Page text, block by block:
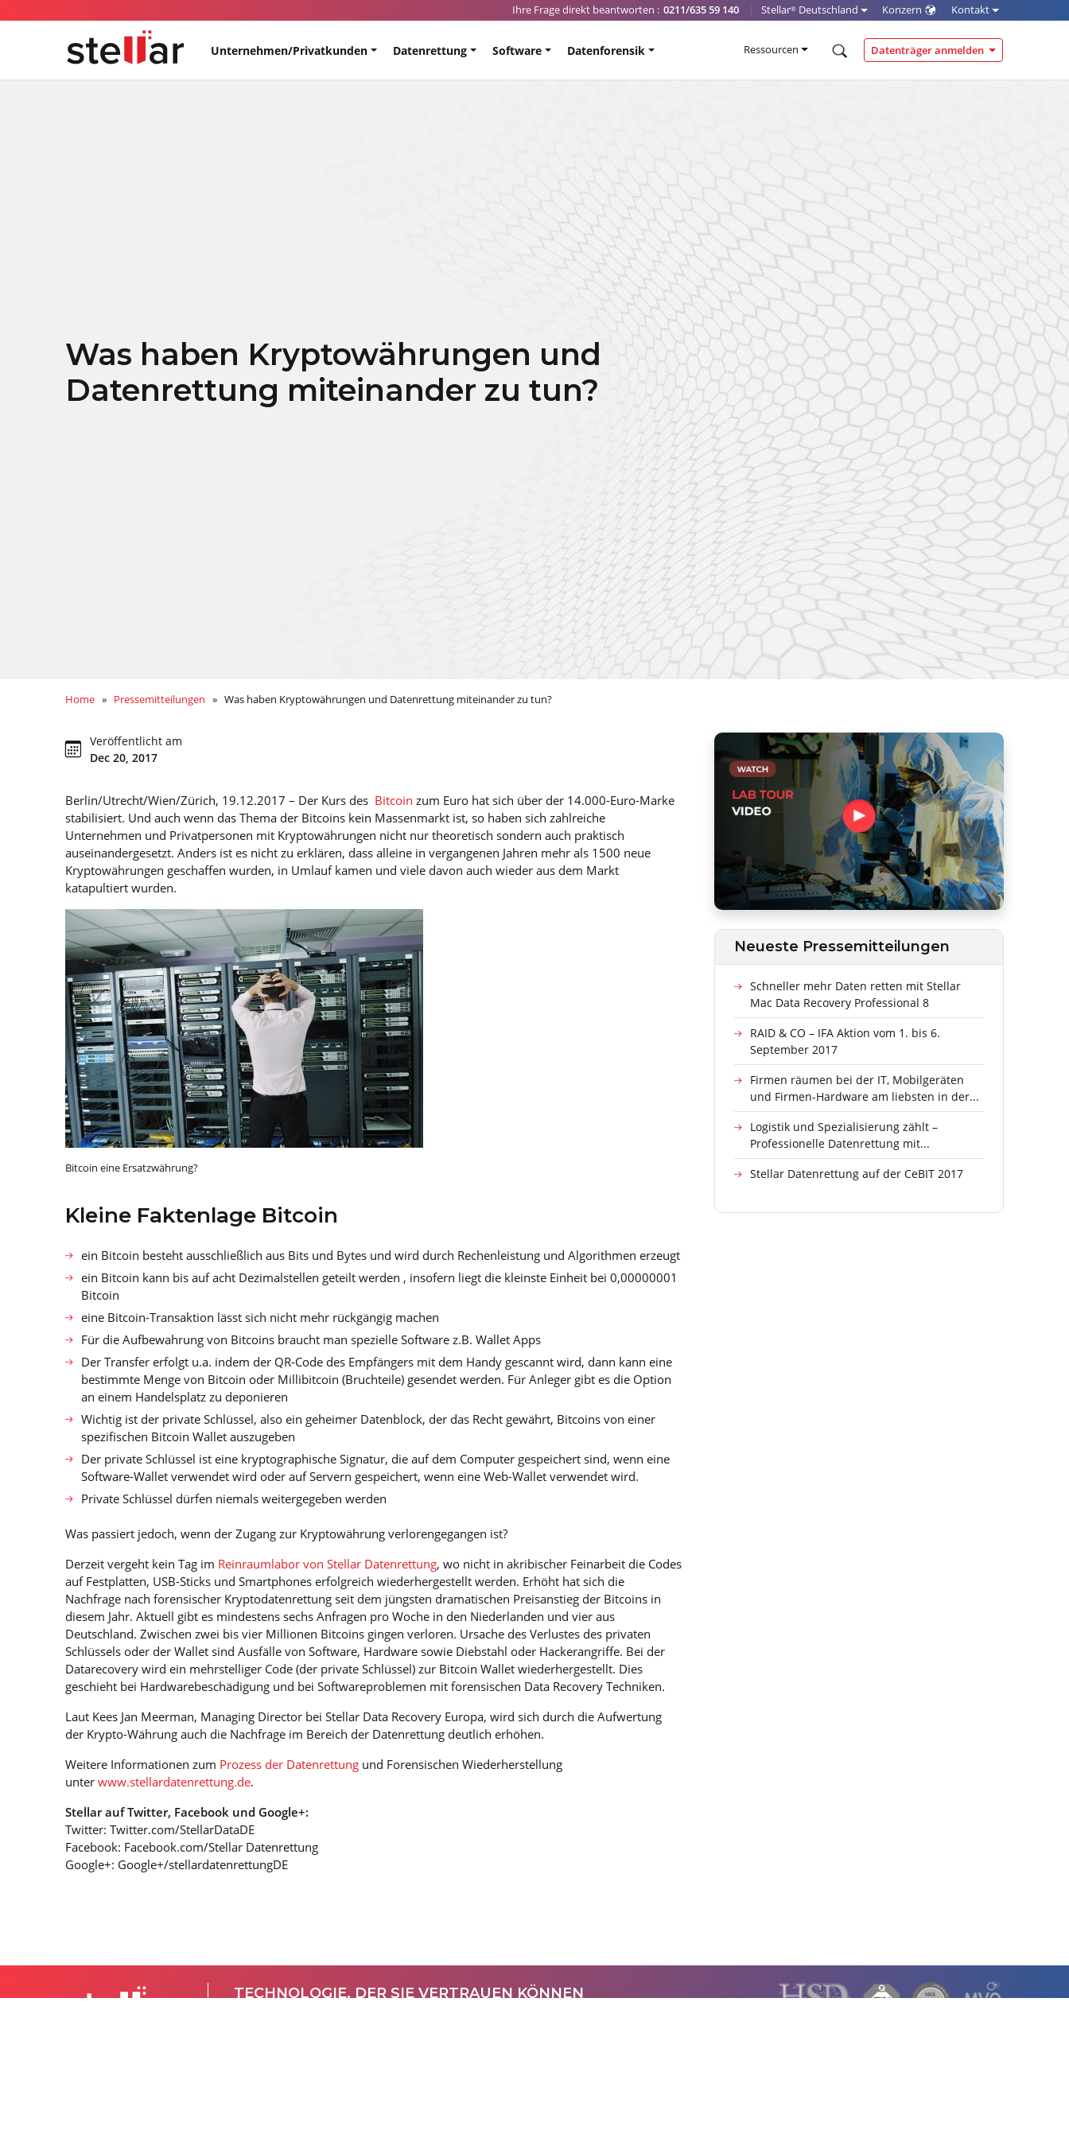
Ihre Frage direkt beantworten : 0211/635 59 140 | Stellar®Deutschland Konzern Kontakt
Unternehmen/Privatkunden Datenrettung Software Datenforensik Ressourcen Datenträger anmelden
Was haben Kryptowährungen und
Datenrettung miteinander zu tun?
Home » Pressemitteilungen » Was haben Kryptowährungen und Datenrettung miteinander zu tun?
Veröffentlicht am
Dec 20, 2017
Berlin/Utrecht/Wien/Zürich, 19.12.2017 – Der Kurs des Bitcoin zum Euro hat sich über der 14.000-Euro-Marke
stabilisiert. Und auch wenn das Thema der Bitcoins kein Massenmarkt ist, so haben sich zahlreiche
Unternehmen und Privatpersonen mit Kryptowährungen nicht nur theoretisch sondern auch praktisch
auseinandergesetzt. Anders ist es nicht zu erklären, dass alleine in vergangenen Jahren mehr als 1500 neue
Kryptowährungen geschaffen wurden, in Umlauf kamen und viele davon auch wieder aus dem Markt
katapultiert wurden.
Bitcoin eine Ersatzwährung?
Kleine Faktenlage Bitcoin
ein Bitcoin besteht ausschließlich aus Bits und Bytes und wird durch Rechenleistung und Algorithmen erzeugt
ein Bitcoin kann bis auf acht Dezimalstellen geteilt werden , insofern liegt die kleinste Einheit bei 0,00000001
Bitcoin
eine Bitcoin-Transaktion lässt sich nicht mehr rückgängig machen
Für die Aufbewahrung von Bitcoins braucht man spezielle Software z.B. Wallet Apps
Der Transfer erfolgt u.a. indem der QR-Code des Empfängers mit dem Handy gescannt wird, dann kann eine
bestimmte Menge von Bitcoin oder Millibitcoin (Bruchteile) gesendet werden. Für Anleger gibt es die Option
an einem Handelsplatz zu deponieren
Wichtig ist der private Schlüssel, also ein geheimer Datenblock, der das Recht gewährt, Bitcoins von einer
spezifischen Bitcoin Wallet auszugeben
Der private Schlüssel ist eine kryptographische Signatur, die auf dem Computer gespeichert sind, wenn eine
Software-Wallet verwendet wird oder auf Servern gespeichert, wenn eine Web-Wallet verwendet wird.
Private Schlüssel dürfen niemals weitergegeben werden
Was passiert jedoch, wenn der Zugang zur Kryptowährung verlorengegangen ist?
Derzeit vergeht kein Tag im Reinraumlabor von Stellar Datenrettung, wo nicht in akribischer Feinarbeit die Codes
auf Festplatten, USB-Sticks und Smartphones erfolgreich wiederhergestellt werden. Erhöht hat sich die
Nachfrage nach forensischer Kryptodatenrettung seit dem jüngsten dramatischen Preisanstieg der Bitcoins in
diesem Jahr. Aktuell gibt es mindestens sechs Anfragen pro Woche in den Niederlanden und vier aus
Deutschland. Zwischen zwei bis vier Millionen Bitcoins gingen verloren. Ursache des Verlustes des privaten
Schlüssels oder der Wallet sind Ausfälle von Software, Hardware sowie Diebstahl oder Hackerangriffe. Bei der
Datarecovery wird ein mehrstelliger Code (der private Schlüssel) zur Bitcoin Wallet wiederhergestellt. Dies
geschieht bei Hardwarebeschädigung und bei Softwareproblemen mit forensischen Data Recovery Techniken.
Laut Kees Jan Meerman, Managing Director bei Stellar Data Recovery Europa, wird sich durch die Aufwertung
der Krypto-Währung auch die Nachfrage im Bereich der Datenrettung deutlich erhöhen.
Weitere Informationen zum Prozess der Datenrettung und Forensischen Wiederherstellung
unterwww.stellardatenrettung.de.
Stellar auf Twitter, Facebook und Google+:
Twitter: Twitter.com/StellarDataDE
Facebook: Facebook.com/Stellar Datenrettung
Google+: Google+/stellardatenrettungDE
Neueste Pressemitteilungen
Schneller mehr Daten retten mit Stellar
Mac Data Recovery Professional 8
RAID & CO – IFA Aktion vom 1. bis 6.
September 2017
Firmen räumen bei der IT, Mobilgeräten
und Firmen-Hardware am liebsten in der...
Logistik und Spezialisierung zählt –
Professionelle Datenrettung mit...
Stellar Datenrettung auf der CeBIT 2017
TECHNOLOGIE, DER SIE VERTRAUEN KÖNNEN